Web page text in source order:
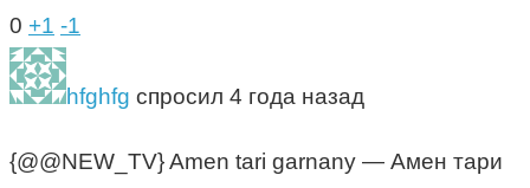
0 +1 -1
hfghfg спросил 4 года назад
{@@NEW_TV} Amen tari garnany — Амен тари